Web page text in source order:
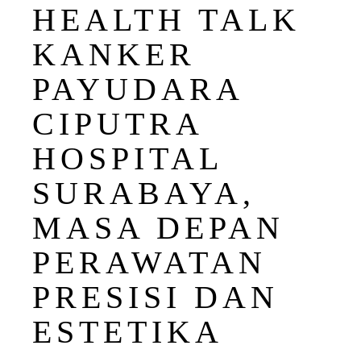
HEALTH TALK
KANKER
PAYUDARA
CIPUTRA
HOSPITAL
SURABAYA,
MASA DEPAN
PERAWATAN
PRESISI DAN
ESTETIKA